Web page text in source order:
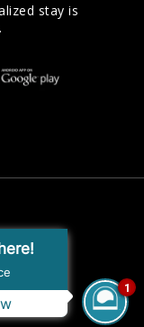
stay is
1